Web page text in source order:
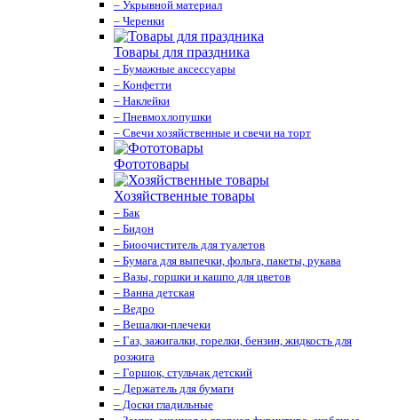
– Укрывной материал
– Черенки
Товары для праздника
– Бумажные аксессуары
– Конфетти
– Наклейки
– Пневмохлопушки
– Свечи хозяйственные и свечи на торт
Фототовары
Хозяйственные товары
– Бак
– Бидон
– Биоочиститель для туалетов
– Бумага для выпечки, фольга, пакеты, рукава
– Вазы, горшки и кашпо для цветов
– Ванна детская
– Ведро
– Вешалки-плечеки
– Газ, зажигалки, горелки, бензин, жидкость для
розжига
– Горшок, стульчак детский
– Держатель для бумаги
– Доски гладильные